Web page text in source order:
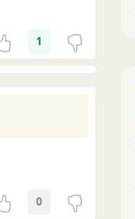
1
0